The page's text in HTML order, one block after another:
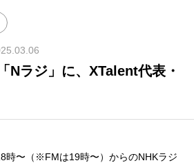
Nラジ」に、XTalent代表・
時〜（※FMは19時〜）からのNHKラジ